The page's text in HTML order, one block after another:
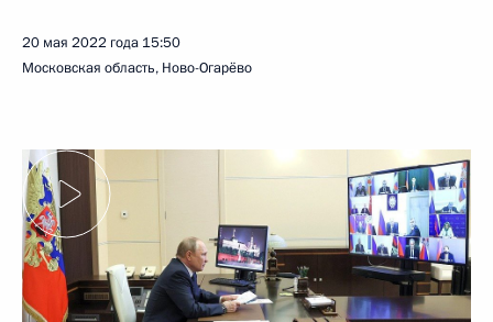
20 мая 2022 года 15:50
Московская область, Ново-Огарёво